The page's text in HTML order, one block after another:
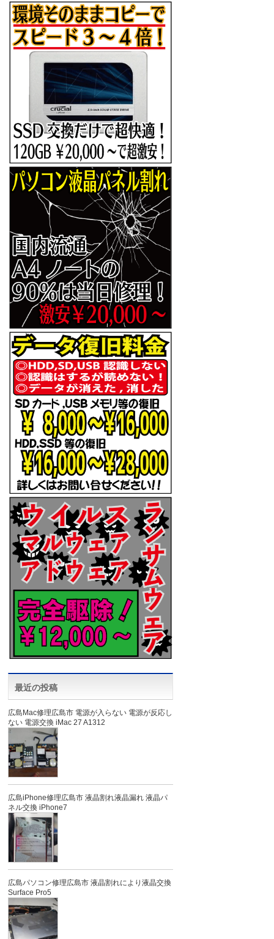
最近の投稿
広島Mac修理広島市 電源が入らない 電源が反応し
ない 電源交換 iMac 27 A1312
広島iPhone修理広島市 液晶割れ液晶漏れ 液晶パ
ネル交換 iPhone7
広島パソコン修理広島市 液晶割れにより液晶交換
Surface Pro5